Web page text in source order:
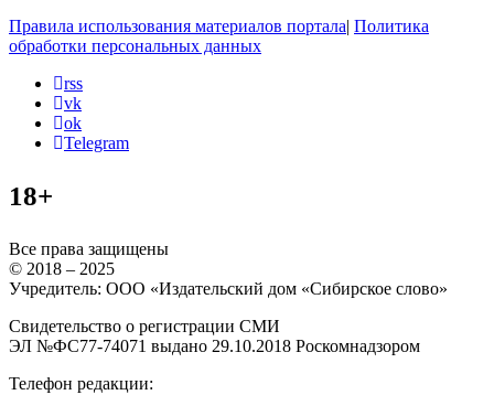
Правила использования материалов портала| Политика
обработки персональных данных
rss
vk
ok
Telegram
18+
Все права защищены
© 2018 – 2025
Учредитель: ООО «Издательский дом «Сибирское слово»
Свидетельство о регистрации СМИ
ЭЛ №ФС77-74071 выдано 29.10.2018 Роскомнадзором
Телефон редакции: